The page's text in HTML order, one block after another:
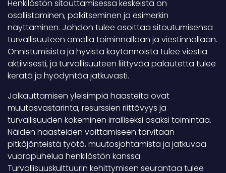
Henkilöstön sitouttamisessa keskeistä on
osallistaminen, palkitseminen ja esimerkin
näyttäminen. Johdon tulee osoittaa sitoutumisensa
turvallisuuteen omalla toiminnallaan ja viestinnällään.
Onnistumisista ja hyvistä käytännöistä tulee viestiä
aktiivisesti, ja turvallisuuteen liittyvää palautetta tulee
kerätä ja hyödyntää jatkuvasti.
Jalkauttamisen yleisimpiä haasteita ovat
muutosvastarinta, resurssien riittävyys ja
turvallisuuden kokeminen irralliseksi osaksi toimintaa.
Näiden haasteiden voittamiseen tarvitaan
pitkäjänteistä työtä, muutosjohtamista ja jatkuvaa
vuoropuhelua henkilöstön kanssa.
Turvallisuuskulttuurin kehittymisen seurantaa tulee